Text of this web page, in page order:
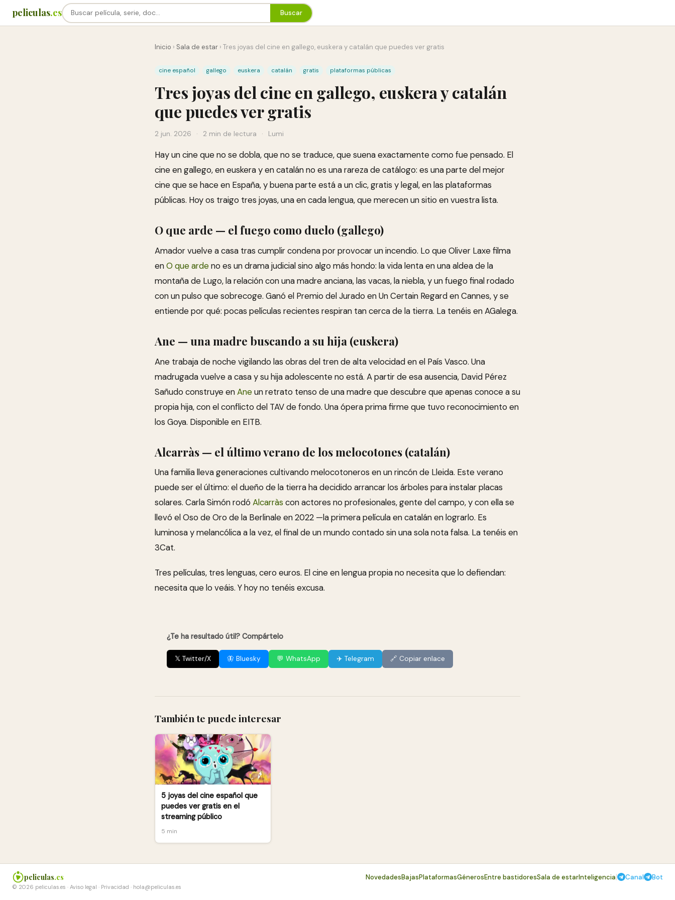
peliculas.es Buscar
Inicio › Sala de estar › Tres joyas del cine en gallego, euskera y catalán que puedes ver gratis
cine español gallego euskera catalán gratis plataformas públicas
Tres joyas del cine en gallego, euskera y catalán
que puedes ver gratis
2 jun. 2026 · 2 min de lectura · Lumi
Hay un cine que no se dobla, que no se traduce, que suena exactamente como fue pensado. El
cine en gallego, en euskera y en catalán no es una rareza de catálogo: es una parte del mejor
cine que se hace en España, y buena parte está a un clic, gratis y legal, en las plataformas
públicas. Hoy os traigo tres joyas, una en cada lengua, que merecen un sitio en vuestra lista.
O que arde — el fuego como duelo (gallego)
Amador vuelve a casa tras cumplir condena por provocar un incendio. Lo que Oliver Laxe filma
enO que ardeno es un drama judicial sino algo más hondo: la vida lenta en una aldea de la
montaña de Lugo, la relación con una madre anciana, las vacas, la niebla, y un fuego final rodado
con un pulso que sobrecoge. Ganó el Premio del Jurado en Un Certain Regard en Cannes, y se
entiende por qué: pocas películas recientes respiran tan cerca de la tierra. La tenéis en AGalega.
Ane — una madre buscando a su hija (euskera)
Ane trabaja de noche vigilando las obras del tren de alta velocidad en el País Vasco. Una
madrugada vuelve a casa y su hija adolescente no está. A partir de esa ausencia, David Pérez
Sañudo construye enAneun retrato tenso de una madre que descubre que apenas conoce a su
propia hija, con el conflicto del TAV de fondo. Una ópera prima firme que tuvo reconocimiento en
los Goya. Disponible en EITB.
Alcarràs — el último verano de los melocotones (catalán)
Una familia lleva generaciones cultivando melocotoneros en un rincón de Lleida. Este verano
puede ser el último: el dueño de la tierra ha decidido arrancar los árboles para instalar placas
solares. Carla Simón rodó Alcarràs con actores no profesionales, gente del campo, y con ella se
llevó el Oso de Oro de la Berlinale en 2022 —la primera película en catalán en lograrlo. Es
luminosa y melancólica a la vez, el final de un mundo contado sin una sola nota falsa. La tenéis en
3Cat.
Tres películas, tres lenguas, cero euros. El cine en lengua propia no necesita que lo defiendan:
necesita que lo veáis. Y hoy no tenéis excusa.
¿Te ha resultado útil? Compártelo
𝕏 Twitter/X 🦋 Bluesky 💬 WhatsApp ✈️ Telegram 🔗 Copiar enlace
También te puede interesar
5 joyas del cine español que
puedes ver gratis en el
streaming público
5 min
peliculas.es NovedadesBajasPlataformasGénerosEntre bastidoresSala de estarInteligencia| Canal Bot
© 2026 peliculas.es · Aviso legal · Privacidad · hola@peliculas.es